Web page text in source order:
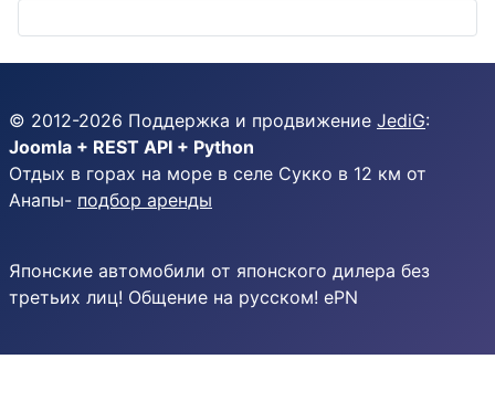
© 2012-2026 Поддержка и продвижение JediG:
Joomla + REST API + Python
Отдых в горах на море в селе Сукко в 12 км от
Анапы- подбор аренды
Японские автомобили от японского дилера без
третьих лиц! Общение на русском! ePN